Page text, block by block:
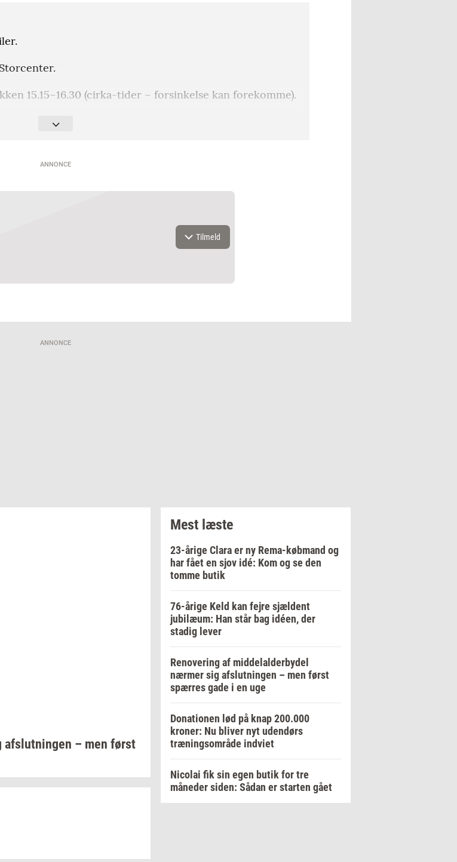
15.15–16.30 (cirka-tider – forsinkelse kan forekomme).
ANNONCE
Tilmeld
ANNONCE
af­slut­nin­gen – men først
Mest læste
23-årige Clara er ny Rema-købmand og
har fået en sjov idé: Kom og se den
tomme butik
76-årige Keld kan fejre sjældent
jubilæum: Han står bag idéen, der
stadig lever
Renovering af middelalderbydel
nærmer sig afslutningen – men først
spærres gade i en uge
Donationen lød på knap 200.000
kroner: Nu bliver nyt udendørs
træningsområde indviet
Nicolai fik sin egen butik for tre
måneder siden: Sådan er starten gået